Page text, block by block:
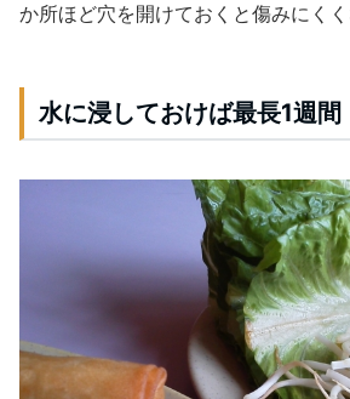
か所ほど穴を開けておくと傷みにくく
水に浸しておけば最長1週間